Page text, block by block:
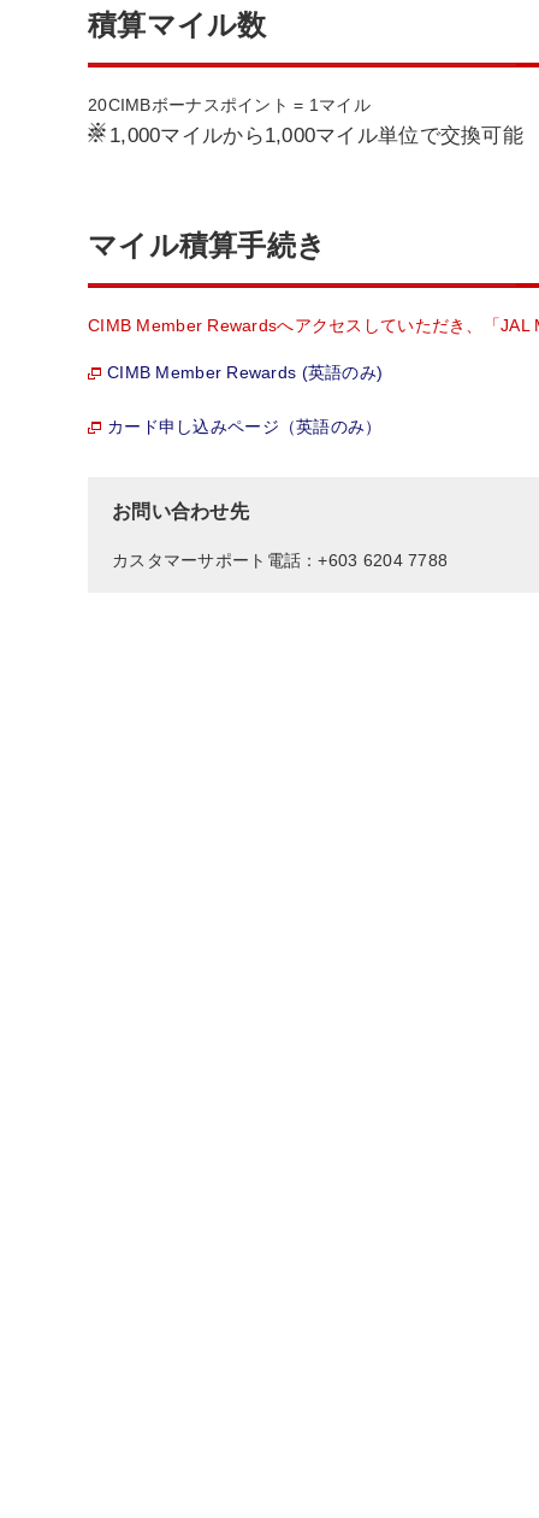
積算マイル数
20CIMBボーナスポイント = 1マイル
※ 1,000マイルから1,000マイル単位で交換可能
マイル積算手続き
CIMB Member Rewardsへアクセスしていただき、「
CIMB Member Rewards (英語のみ)
カード申し込みページ（英語のみ）
お問い合わせ先
カスタマーサポート電話：+603 6204 7788